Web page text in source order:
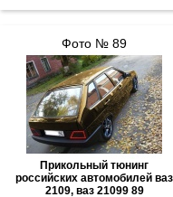
Фото № 89
Прикольный тюнинг
российских автомобилей ваз
2109, ваз 21099 89